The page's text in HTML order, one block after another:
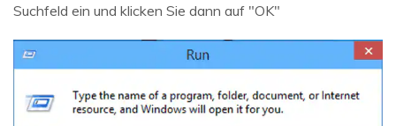
Suchfeld ein und klicken Sie dann auf "OK"